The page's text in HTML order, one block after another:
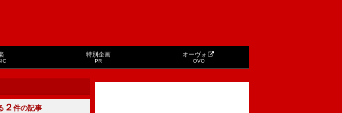
特別企画
PR
オーヴォ
OVO
２件の記事